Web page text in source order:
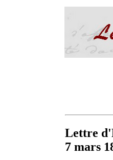
Lettre
7 mars